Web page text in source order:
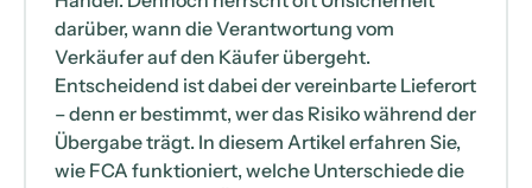
darüber, wann die Verantwortung vom
Verkäufer auf den Käufer übergeht.
Entscheidend ist dabei der vereinbarte Lieferort
– denn er bestimmt, wer das Risiko während der
Übergabe trägt. In diesem Artikel erfahren Sie,
wie FCA funktioniert, welche Unterschiede die